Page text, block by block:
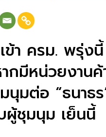
ข้า ครม. พรุ่ง
กมีหน่วยงานค้
มต่อ “ธนาธร
ผู้ชุมนุม เย็นนี้